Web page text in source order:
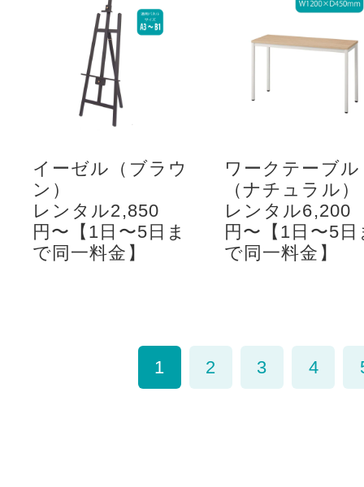
イーゼル（ブラウ
ン）
レンタル2,850
円〜【1日〜5日ま
で同一料金】
ワークテーブル
（ナチュラル）
レンタル6,200
円〜【1日〜5日
で同一料金】
1 2 3 4